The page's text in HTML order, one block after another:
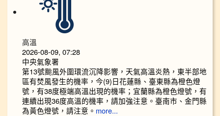
高溫
2026-08-09, 07:28
中央氣象署
第13號颱風外圍環流沉降影響，天氣高溫炎熱，東半部地
區有焚風發生的機率，今(9)日花蓮縣、臺東縣為橙色燈
號，有38度極端高溫出現的機率；宜蘭縣為橙色燈號，有
連續出現36度高溫的機率，請加強注意。臺南市、金門縣
為黃色燈號，請注意。 more...